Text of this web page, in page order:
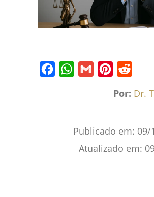
Por: Dr.
Publicado em: 09/
Atualizado em: